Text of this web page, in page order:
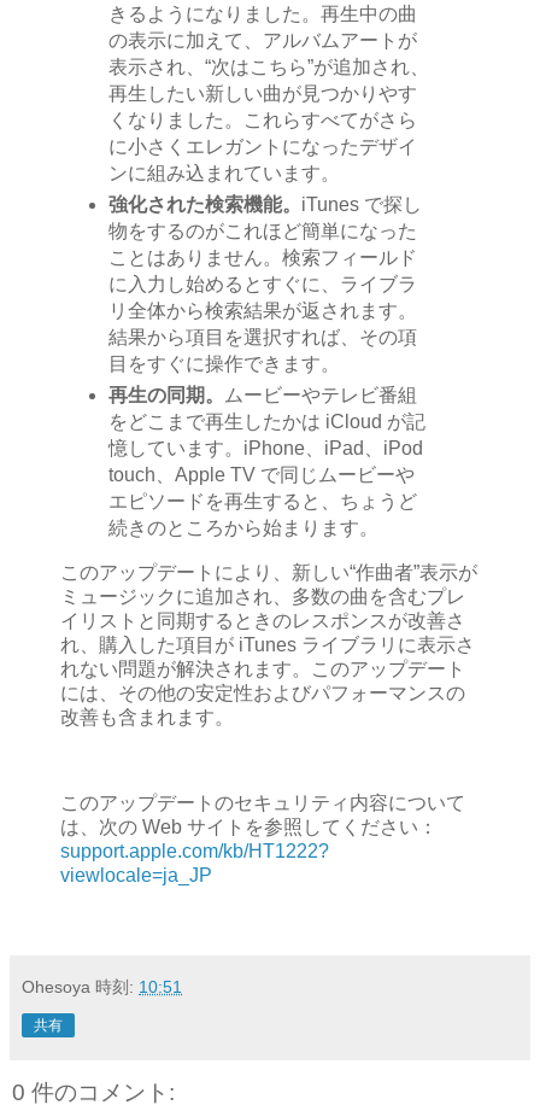
きるようになりました。再生中の曲
の表示に加えて、アルバムアートが
表示され、“次はこちら”が追加され、
再生したい新しい曲が見つかりやす
くなりました。これらすべてがさら
に小さくエレガントになったデザイ
ンに組み込まれています。
強化された検索機能。 iTunes で探し
物をするのがこれほど簡単になった
ことはありません。検索フィールド
に入力し始めるとすぐに、ライブラ
リ全体から検索結果が返されます。
結果から項目を選択すれば、その項
目をすぐに操作できます。
再生の同期。
ムービーやテレビ番組
をどこまで再生したかは iCloud が記
憶しています。iPhone、iPad、iPod
touch、Apple TV で同じムービーや
エピソードを再生すると、ちょうど
続きのところから始まります。
このアップデートにより、新しい“作曲者”表示が
ミュージックに追加され、多数の曲を含むプレ
イリストと同期するときのレスポンスが改善さ
れ、購入した項目が iTunes ライブラリに表示さ
れない問題が解決されます。このアップデート
には、その他の安定性およびパフォーマンスの
改善も含まれます。
このアップデートのセキュリティ内容について
は、次の Web サイトを参照してください：
support.apple.com/kb/HT1222?
viewlocale=ja_JP
Ohesoya 時刻: 10:51
共有
0 件のコメント: